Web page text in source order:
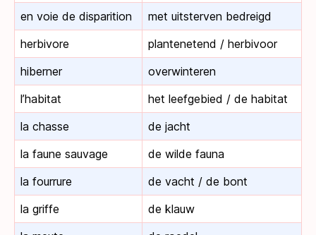
en voie de disparition
met uitsterven bedreigd
herbivore
plantenetend / herbivoor
hiberner
overwinteren
l’habitat
het leefgebied / de habitat
la chasse
de jacht
la faune sauvage
de wilde fauna
la fourrure
de vacht / de bont
la griffe
de klauw